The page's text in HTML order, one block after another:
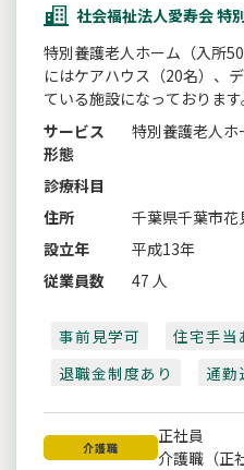
社会福祉法人愛寿会 特
特別養護老人ホーム（入所
にはケアハウス（20名）、
ている施設になっておりま
率が若干高い職場です。
サービス
形態
特別養護老人ホ
診療科目
住所
千葉県千葉市
設立年
平成13年
従業員数
47 人
事前見学可
住宅手当
退職金制度あり
通勤
研修充実
福利厚生充
社員駐車場無料
車
介護職
正社員
介護職（正